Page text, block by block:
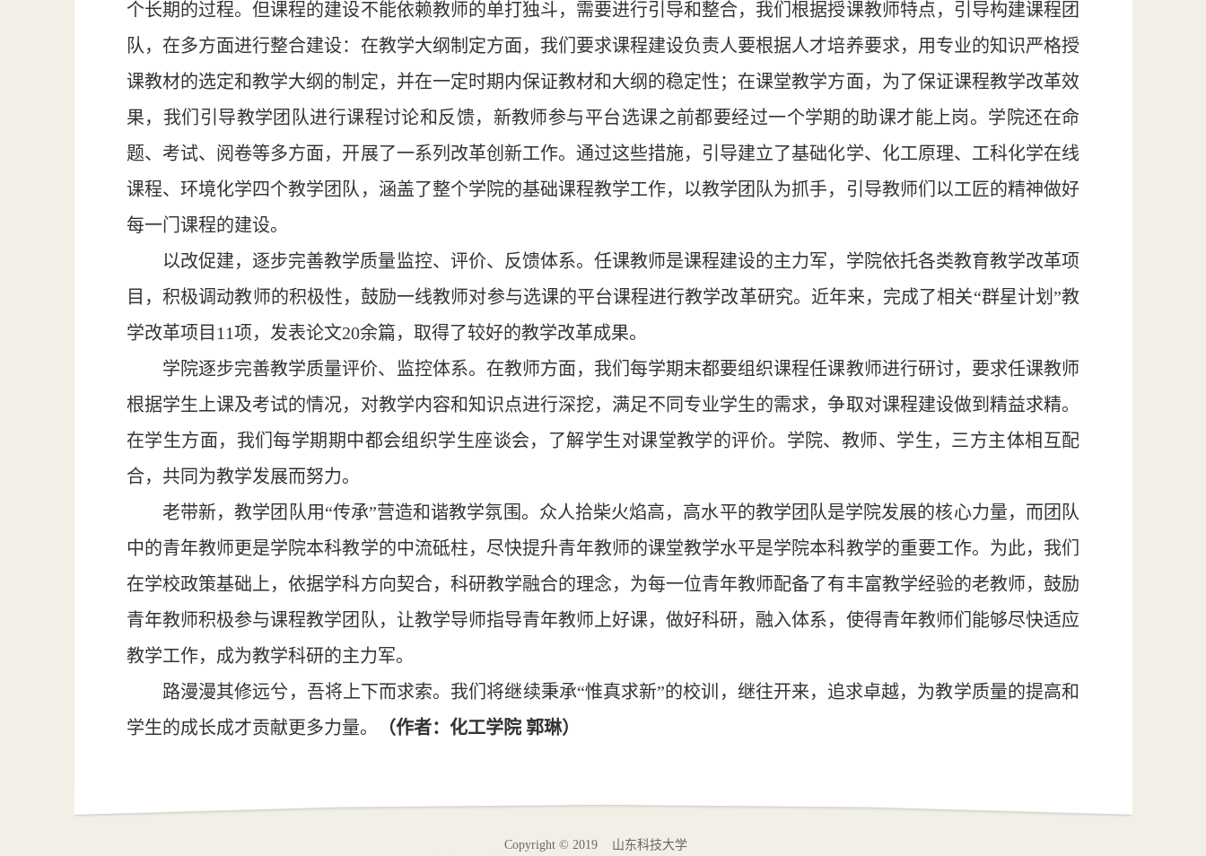
个长期的过程。但课程的建设不能依赖教师的单打独斗，需要进行引导和整合，我们根据授课教师特点，引导构建课程团
队，在多方面进行整合建设：在教学大纲制定方面，我们要求课程建设负责人要根据人才培养要求，用专业的知识严格授
课教材的选定和教学大纲的制定，并在一定时期内保证教材和大纲的稳定性；在课堂教学方面，为了保证课程教学改革效
果，我们引导教学团队进行课程讨论和反馈，新教师参与平台选课之前都要经过一个学期的助课才能上岗。学院还在命
题、考试、阅卷等多方面，开展了一系列改革创新工作。通过这些措施，引导建立了基础化学、化工原理、工科化学在线
课程、环境化学四个教学团队，涵盖了整个学院的基础课程教学工作，以教学团队为抓手，引导教师们以工匠的精神做好
每一门课程的建设。
以改促建，逐步完善教学质量监控、评价、反馈体系。任课教师是课程建设的主力军，学院依托各类教育教学改革项
目，积极调动教师的积极性，鼓励一线教师对参与选课的平台课程进行教学改革研究。近年来，完成了相关“群星计划”教
学改革项目11项，发表论文20余篇，取得了较好的教学改革成果。
学院逐步完善教学质量评价、监控体系。在教师方面，我们每学期末都要组织课程任课教师进行研讨，要求任课教师
根据学生上课及考试的情况，对教学内容和知识点进行深挖，满足不同专业学生的需求，争取对课程建设做到精益求精。
在学生方面，我们每学期期中都会组织学生座谈会，了解学生对课堂教学的评价。学院、教师、学生，三方主体相互配
合，共同为教学发展而努力。
老带新，教学团队用“传承”营造和谐教学氛围。众人拾柴火焰高，高水平的教学团队是学院发展的核心力量，而团队
中的青年教师更是学院本科教学的中流砥柱，尽快提升青年教师的课堂教学水平是学院本科教学的重要工作。为此，我们
在学校政策基础上，依据学科方向契合，科研教学融合的理念，为每一位青年教师配备了有丰富教学经验的老教师，鼓励
青年教师积极参与课程教学团队，让教学导师指导青年教师上好课，做好科研，融入体系，使得青年教师们能够尽快适应
教学工作，成为教学科研的主力军。
路漫漫其修远兮，吾将上下而求索。我们将继续秉承“惟真求新”的校训，继往开来，追求卓越，为教学质量的提高和
学生的成长成才贡献更多力量。
（作者：化工学院 郭琳）
Copyright © 2019 山东科技大学